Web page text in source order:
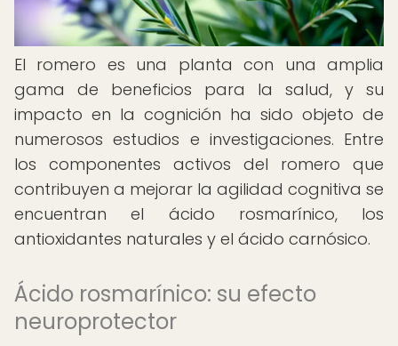
El romero es una planta con una amplia
gama de beneficios para la salud, y su
impacto en la cognición ha sido objeto de
numerosos estudios e investigaciones. Entre
los componentes activos del romero que
contribuyen a mejorar la agilidad cognitiva se
encuentran el ácido rosmarínico, los
antioxidantes naturales y el ácido carnósico.
Ácido rosmarínico: su efecto
neuroprotector